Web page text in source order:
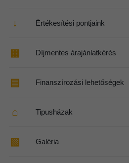
↓ Értékesítési pontjaink
▦ Díjmentes árajánlatkérés
▤ Finanszírozási lehetőségek
⌂ Tipusházak
▧ Galéria